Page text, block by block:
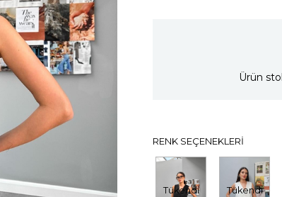
Ürün
RENK SEÇENEKLERI
Tükendi Tükendi